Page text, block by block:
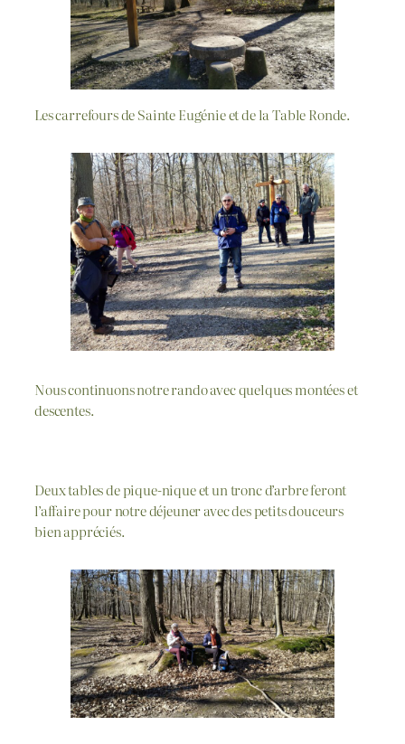
Les carrefours de Sainte Eugénie et de la Table Ronde.
Nous continuons notre rando avec quelques montées et
descentes.
Deux tables de pique-nique et un tronc d’arbre feront
l’affaire pour notre déjeuner avec des petits douceurs
bien appréciés.